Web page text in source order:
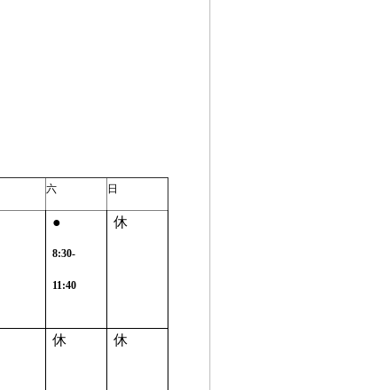
六 日
●
8:30-
11:40
休
休 休